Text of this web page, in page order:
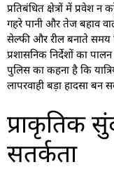
प्रतिबंधित क्षेत्रों में प्रवेश न
गहरे पानी और तेज बहाव
सेल्फी और रील बनाते समय
प्रशासनिक निर्देशों का
पुलिस का कहना है कि
लापरवाही बड़ा हादसा बन
प्राकृतिक
सतर्कता